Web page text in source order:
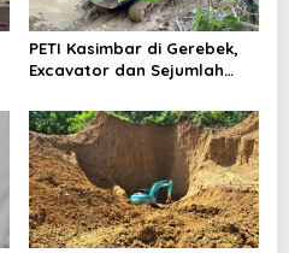
PETI Kasimbar di Gerebek,
Excavator dan Sejumlah
Polisi